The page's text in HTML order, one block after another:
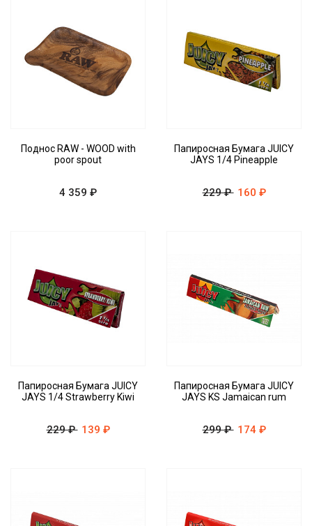
Поднос RAW - WOOD with
poor spout
4 359 ₽
Папиросная Бумага JUICY
JAYS 1/4 Pineapple
229 ₽ 160 ₽
Папиросная Бумага JUICY
JAYS 1/4 Strawberry Kiwi
229 ₽ 139 ₽
Папиросная Бумага JUICY
JAYS KS Jamaican rum
299 ₽ 174 ₽